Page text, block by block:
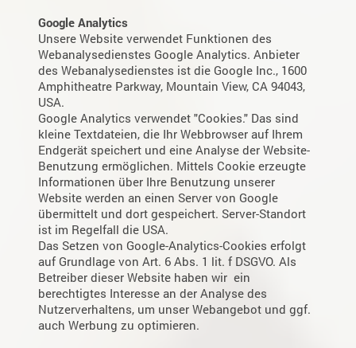
Google Analytics
Unsere Website verwendet Funktionen des
Webanalysedienstes Google Analytics. Anbieter
des Webanalysedienstes ist die Google Inc., 1600
Amphitheatre Parkway, Mountain View, CA 94043,
USA.
Google Analytics verwendet "Cookies." Das sind
kleine Textdateien, die Ihr Webbrowser auf Ihrem
Endgerät speichert und eine Analyse der Website-
Benutzung ermöglichen. Mittels Cookie erzeugte
Informationen über Ihre Benutzung unserer
Website werden an einen Server von Google
übermittelt und dort gespeichert. Server-Standort
ist im Regelfall die USA.
Das Setzen von Google-Analytics-Cookies erfolgt
auf Grundlage von Art. 6 Abs. 1 lit. f DSGVO. Als
Betreiber dieser Website haben wir ein
berechtigtes Interesse an der Analyse des
Nutzerverhaltens, um unser Webangebot und ggf.
auch Werbung zu optimieren.